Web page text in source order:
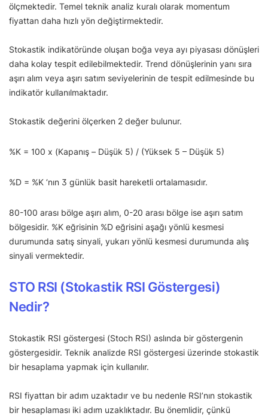
ölçmektedir. Temel teknik analiz kuralı olarak momentum
fiyattan daha hızlı yön değiştirmektedir.
Stokastik indikatöründe oluşan boğa veya ayı piyasası dönüşleri
daha kolay tespit edilebilmektedir. Trend dönüşlerinin yanı sıra
aşırı alım veya aşırı satım seviyelerinin de tespit edilmesinde bu
indikatör kullanılmaktadır.
Stokastik değerini ölçerken 2 değer bulunur.
%K = 100 x (Kapanış – Düşük 5) / (Yüksek 5 – Düşük 5)
%D = %K ‘nın 3 günlük basit hareketli ortalamasıdır.
80-100 arası bölge aşırı alım, 0-20 arası bölge ise aşırı satım
bölgesidir. %K eğrisinin %D eğrisini aşağı yönlü kesmesi
durumunda satış sinyali, yukarı yönlü kesmesi durumunda alış
sinyali vermektedir.
STO RSI (Stokastik RSI Göstergesi)
Nedir?
Stokastik RSI göstergesi (Stoch RSI) aslında bir göstergenin
göstergesidir. Teknik analizde RSI göstergesi üzerinde stokastik
bir hesaplama yapmak için kullanılır.
RSI fiyattan bir adım uzaktadır ve bu nedenle RSI’nın stokastik
bir hesaplaması iki adım uzaklıktadır. Bu önemlidir, çünkü